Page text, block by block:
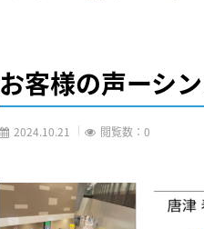
お客様の声ーシ
2024.10.21 閲覧数：0